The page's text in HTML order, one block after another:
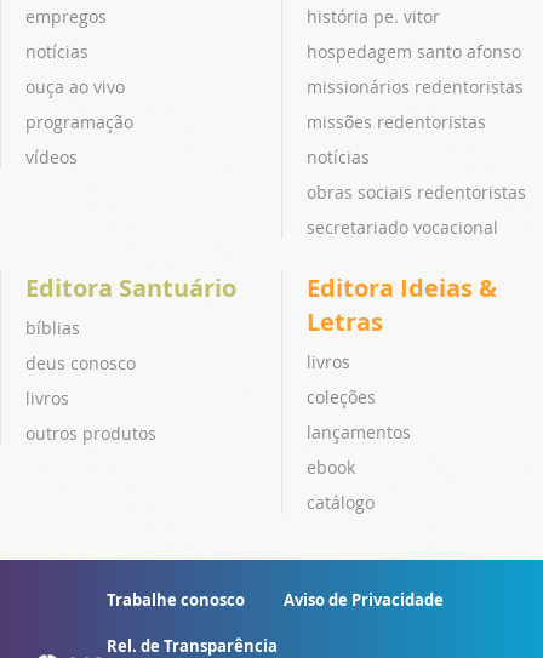
empregos
notícias
ouça ao vivo
programação
vídeos
história pe. vitor
hospedagem santo afonso
missionários redentoristas
missões redentoristas
notícias
obras sociais redentoristas
secretariado vocacional
Editora Santuário
bíblias
deus conosco
livros
outros produtos
Editora Ideias &
Letras
livros
coleções
lançamentos
ebook
catálogo
Trabalhe conosco Aviso de Privacidade
Rel. de Transparência